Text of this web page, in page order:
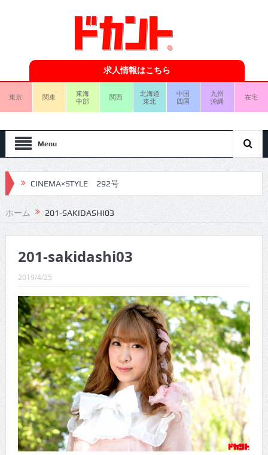
求人情報はこちら
東京 関東
東海
中部
関西
北海道
東北
中国
四国
九州
沖縄
在宅
Menu
CINEMA×STYLE 292号
CINEMA×STYLE 291号
CINEMA×STYLE 290号
CINEMA×STYLE 289号
CINEMA×STYLE 288号
CINEMA×STYLE 287号
CINEMA×STYLE 286号
CINEMA×STYLE 285号
CINEMA×STYLE 294号
CINEMA×STYLE 293号
ホーム 201-SAKIDASHI03
201-sakidashi03
2019/4/25